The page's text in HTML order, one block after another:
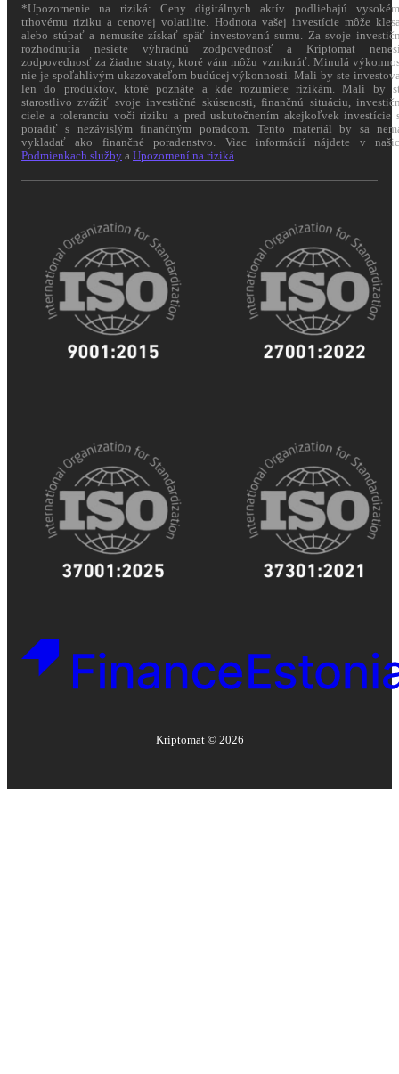
*Upozornenie na riziká: Ceny digitálnych aktív podliehajú
trhovému riziku a cenovej volatilite. Hodnota vašej investície môže
alebo stúpať a nemusíte získať späť investovanú sumu. Za svoje
rozhodnutia nesiete výhradnú zodpovednosť a Kriptomat
zodpovednosť za žiadne straty, ktoré vám môžu vzniknúť. Minulá
nie je spoľahlivým ukazovateľom budúcej výkonnosti. Mali by ste
len do produktov, ktoré poznáte a kde rozumiete rizikám. Mali by
starostlivo zvážiť svoje investičné skúsenosti, finančnú situáciu,
ciele a toleranciu voči riziku a pred uskutočnením akejkoľvek investície
poradiť s nezávislým finančným poradcom. Tento materiál by sa
vykladať ako finančné poradenstvo. Viac informácií nájdete v
Podmienkach služby a Upozornení na riziká
Kriptomat © 2026